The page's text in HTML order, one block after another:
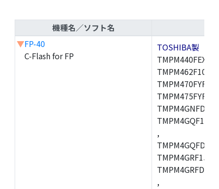
機種名／ソフト名
▼FP-40
C-Flash for FP
TOSHIBA製
,
,